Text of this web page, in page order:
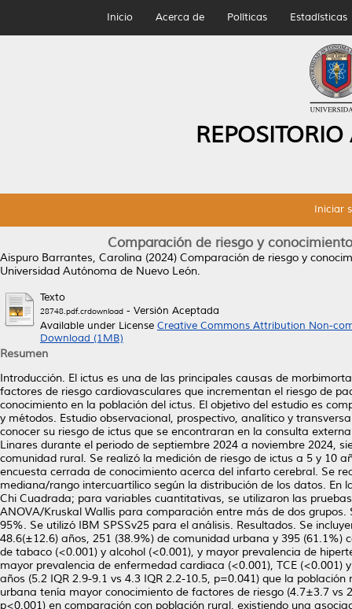
Inicio Acerca de Políticas Estadísticas
Iniciar
Comparación de riesgo y
Aispuro Barrantes, Carolina (2024) Comparación de riesgo y
Universidad Autónoma de Nuevo León.
Texto
28748.pdf.crdownload - Versión Aceptada
Available under License Creative Commons Attribution Non-
Download (1MB)
Resumen
Introducción. El ictus es una de las principales causas de
factores de riesgo cardiovasculares que incrementan el riesgo de
conocimiento en la población del ictus. El objetivo del estudio es
y métodos. Estudio observacional, prospectivo, analítico y
conocer su riesgo de ictus que se encontraran en la consulta
Linares durante el periodo de septiembre 2024 a noviembre 2024,
comunidad rural. Se realizó la medición de riesgo de ictus a 5 y 10
encuesta cerrada de conocimiento acerca del infarto cerebral. Se
mediana/rango intercuartílico según la distribución de los datos.
Chi Cuadrada; para variables cuantitativas, se utilizaron las
ANOVA/Kruskal Wallis para comparación entre más de dos
95%. Se utilizó IBM SPSSv25 para el análisis. Resultados. Se
48.6(±12.6) años, 251 (38.9%) de comunidad urbana y 395
de tabaco (<0.001) y alcohol (<0.001), y mayor prevalencia de
mayor prevalencia de enfermedad cardiaca (<0.001), TCE
años (5.2 IQR 2.9-9.1 vs 4.3 IQR 2.2-10.5, p=0.041) que la
urbana tenía mayor conocimiento de factores de riesgo (4.7±3.7
p<0.001) en comparación con población rural, existiendo una